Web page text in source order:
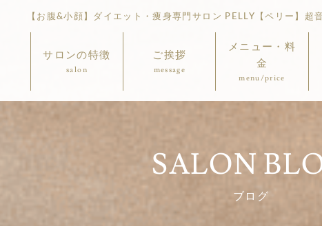
【お腹&小顔】ダイエット・痩身専門サロン PELLY【ペリー】
サロンの特徴
salon
ご挨拶
message
メニュー・料
金
menu/price
SALON
ブログ